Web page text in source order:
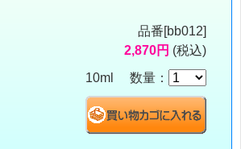
品番[bb012]
2,870円 (税込)
10ml 数量：